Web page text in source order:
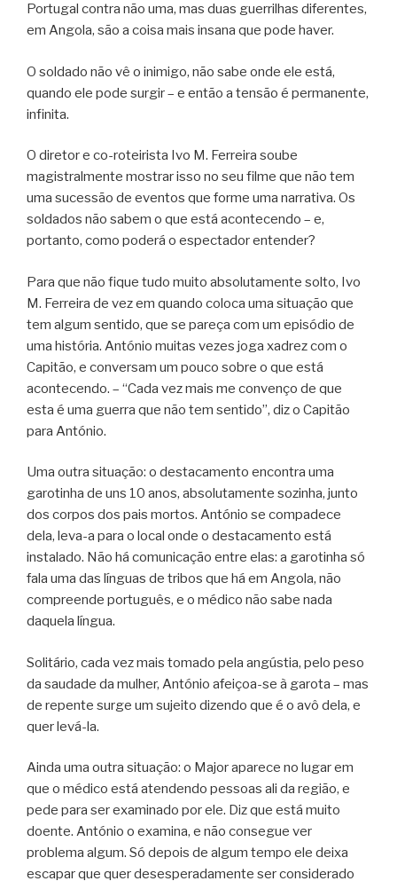
Portugal contra não uma, mas duas guerrilhas diferentes,
em Angola, são a coisa mais insana que pode haver.
O soldado não vê o inimigo, não sabe onde ele está,
quando ele pode surgir – e então a tensão é permanente,
infinita.
O diretor e co-roteirista Ivo M. Ferreira soube
magistralmente mostrar isso no seu filme que não tem
uma sucessão de eventos que forme uma narrativa. Os
soldados não sabem o que está acontecendo – e,
portanto, como poderá o espectador entender?
Para que não fique tudo muito absolutamente solto, Ivo
M. Ferreira de vez em quando coloca uma situação que
tem algum sentido, que se pareça com um episódio de
uma história. António muitas vezes joga xadrez com o
Capitão, e conversam um pouco sobre o que está
acontecendo. – “Cada vez mais me convenço de que
esta é uma guerra que não tem sentido”, diz o Capitão
para António.
Uma outra situação: o destacamento encontra uma
garotinha de uns 10 anos, absolutamente sozinha, junto
dos corpos dos pais mortos. António se compadece
dela, leva-a para o local onde o destacamento está
instalado. Não há comunicação entre elas: a garotinha só
fala uma das línguas de tribos que há em Angola, não
compreende português, e o médico não sabe nada
daquela língua.
Solitário, cada vez mais tomado pela angústia, pelo peso
da saudade da mulher, António afeiçoa-se à garota – mas
de repente surge um sujeito dizendo que é o avô dela, e
quer levá-la.
Ainda uma outra situação: o Major aparece no lugar em
que o médico está atendendo pessoas ali da região, e
pede para ser examinado por ele. Diz que está muito
doente. António o examina, e não consegue ver
problema algum. Só depois de algum tempo ele deixa
escapar que quer desesperadamente ser considerado